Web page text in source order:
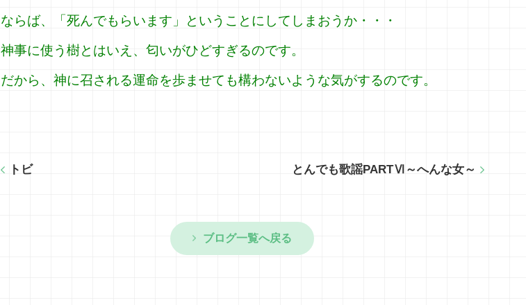
ならば、「死んでもらいます」ということにしてしまおうか・・・
神事に使う樹とはいえ、匂いがひどすぎるのです。
だから、神に召される運命を歩ませても構わないような気がするのです。
トビ とんでも歌謡PARTⅥ～へんな女～
ブログ一覧へ戻る